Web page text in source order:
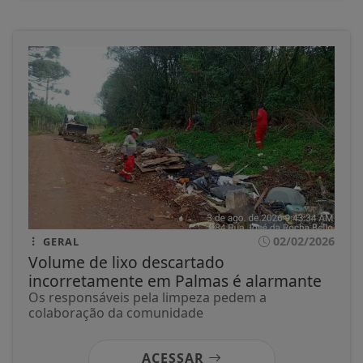
GERAL 02/02/2026
Volume de lixo descartado
incorretamente em Palmas é alarmante
Os responsáveis pela limpeza pedem a
colaboração da comunidade
ACESSAR